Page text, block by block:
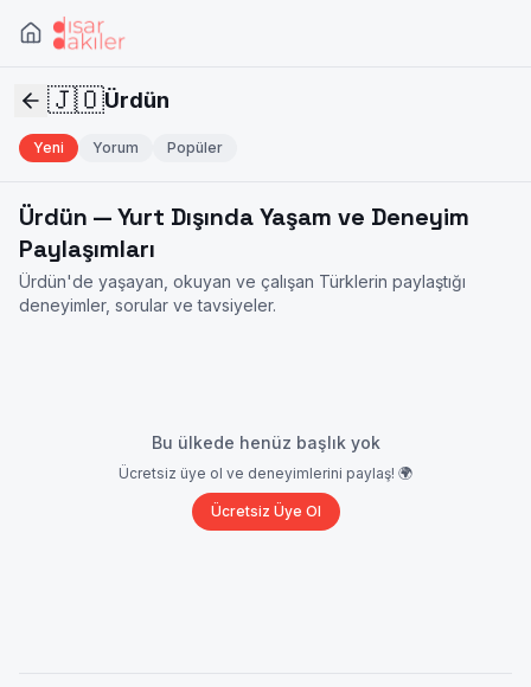
🇯🇴Ürdün
Yeni Yorum Popüler
Ürdün — Yurt Dışında Yaşam ve Deneyim
Paylaşımları
Ürdün'de yaşayan, okuyan ve çalışan Türklerin paylaştığı
deneyimler, sorular ve tavsiyeler.
Bu ülkede henüz başlık yok
Ücretsiz üye ol ve deneyimlerini paylaş! 🌍
Ücretsiz Üye Ol